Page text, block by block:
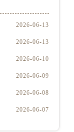
2026-06-13
2026-06-13
2026-06-10
2026-06-09
2026-06-08
2026-06-07